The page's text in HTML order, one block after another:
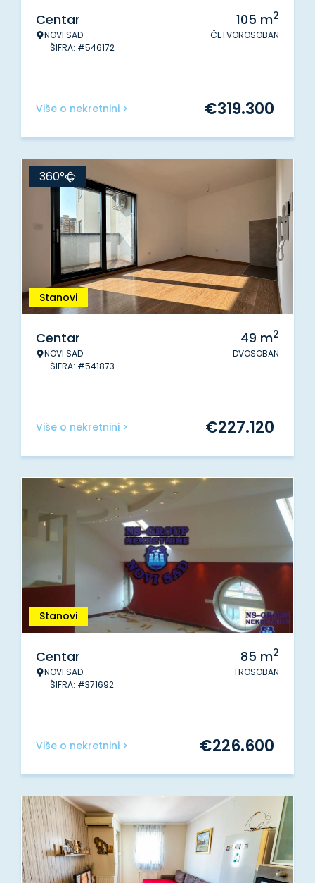
Centar
NOVI SAD
ŠIFRA: #546172
105 m2
ČETVOROSOBAN
Više o nekretnini > €319.300
Stanovi
360°
Centar
NOVI SAD
ŠIFRA: #541873
49 m2
DVOSOBAN
Više o nekretnini > €227.120
Stanovi
Centar
NOVI SAD
ŠIFRA: #371692
85 m2
TROSOBAN
Više o nekretnini > €226.600